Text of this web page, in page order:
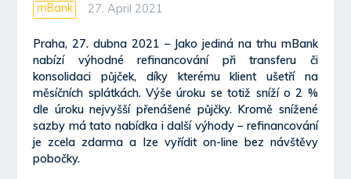
mBank 27. April 2021
Praha, 27. dubna 2021 – Jako jediná na trhu mBank
nabízí výhodné refinancování při transferu či
konsolidaci půjček, díky kterému klient ušetří na
měsíčních splátkách. Výše úroku se totiž sníží o 2 %
dle úroku nejvyšší přenášené půjčky. Kromě snížené
sazby má tato nabídka i další výhody – refinancování
je zcela zdarma a lze vyřídit on-line bez návštěvy
pobočky.